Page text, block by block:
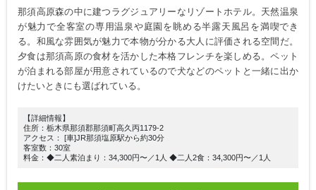
那須高原森の中に建つラグジュアリーなリゾートホテル。天然温泉
が魅力で全客室の専用温泉や庭園を眺める半露天風呂を満喫でき
る。和風な雰囲気が魅力で本物が分かる大人に評価される空間だ。
夕食は那須高原の食材を活かした本格フレンチを楽しめる。ペット
が泊まれる部屋が用意されているので犬などのペットと一緒に出か
けたいときにも選ばれている。
【詳細情報】
住所：栃木県那須郡那須町高久丙1179-2
アクセス： [車]JR那須塩原駅から約30分
客室数：30室
料金：◆二人素泊まり：34,300円〜／1人 ◆二人2食：34,300円〜／1人